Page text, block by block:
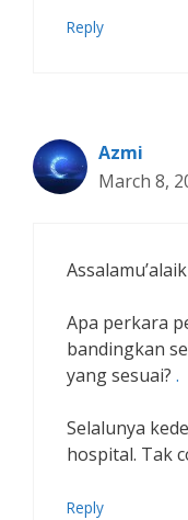
Reply
Azmi
March 8,
Apa perkara
bandingkan
yang sesuai? .
Selalunya
hospital. Tak
Reply